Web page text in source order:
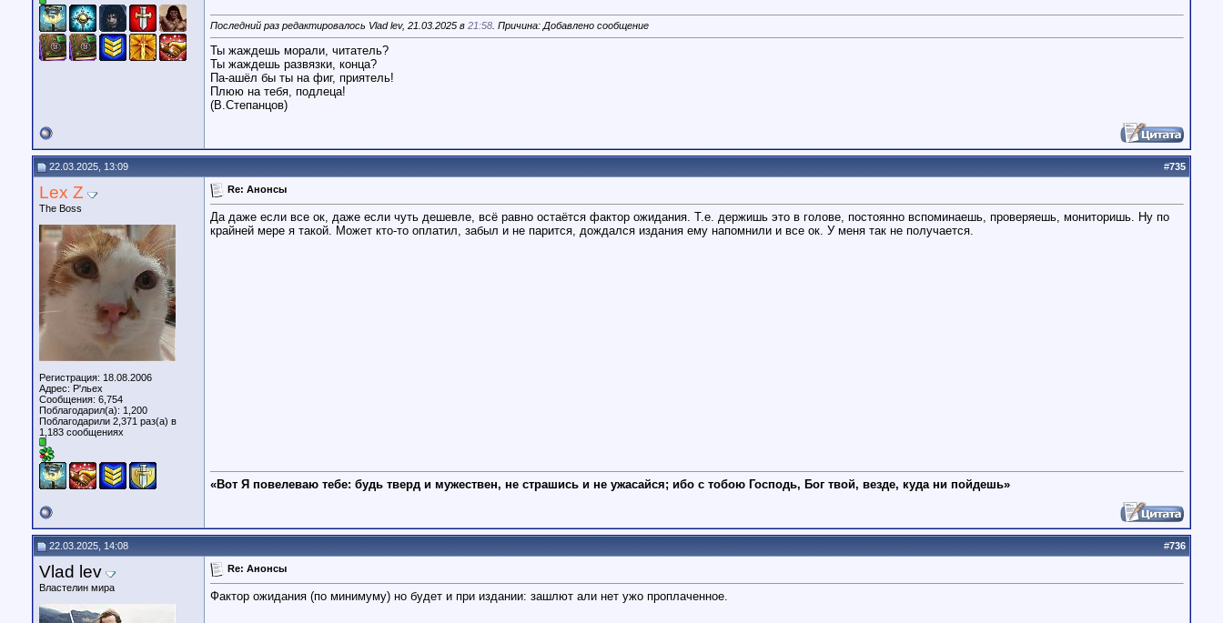
Последний раз редактировалось Vlad lev, 21.03.2025 в 21:58 . Причина: Добавлено сообщение
Ты жаждешь морали, читатель?
Ты жаждешь развязки, конца?
Па-ашёл бы ты на фиг, приятель!
Плюю на тебя, подлеца!
(В.Степанцов)
22.03.2025, 13:09 #735
Lex Z
The Boss
Регистрация: 18.08.2006
Адрес: Р'льех
Сообщения: 6,754
Поблагодарил(а): 1,200
Поблагодарили 2,371 раз(а) в
1,183 сообщениях
Re: Анонсы
Да даже если все ок, даже если чуть дешевле, всё равно остаётся фактор ожидания. Т.е. держишь это в голове, постоянно вспоминаешь, проверяешь, мониторишь. Ну по
крайней мере я такой. Может кто-то оплатил, забыл и не парится, дождался издания ему напомнили и все ок. У меня так не получается.
«Вот Я повелеваю тебе: будь тверд и мужествен, не страшись и не ужасайся; ибо с тобою Господь, Бог твой, везде, куда ни пойдешь»
22.03.2025, 14:08 #736
Vlad lev
Властелин мира
Re: Анонсы
Фактор ожидания (по минимуму) но будет и при издании: зашлют али нет ужо проплаченное.